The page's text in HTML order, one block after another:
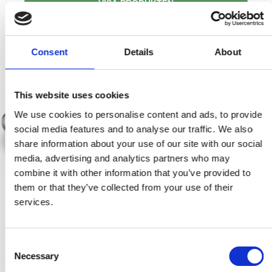
Consent Details About
This website uses cookies
We use cookies to personalise content and ads, to provide
social media features and to analyse our traffic. We also
share information about your use of our site with our social
media, advertising and analytics partners who may
combine it with other information that you’ve provided to
them or that they’ve collected from your use of their
services.
Necessary
VISA PRODUKTEN